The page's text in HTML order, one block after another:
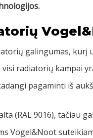
galingumas, kurį
radiatorių kampai
pagaminti iš
(RAL 9016), tačiau
Vogel&Noot